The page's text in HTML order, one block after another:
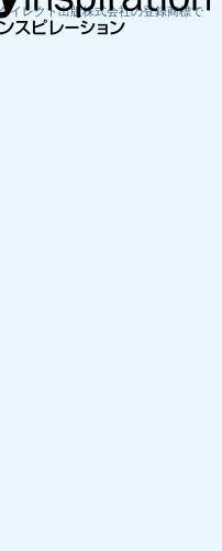
イレクト出版株式会社の登録商標で